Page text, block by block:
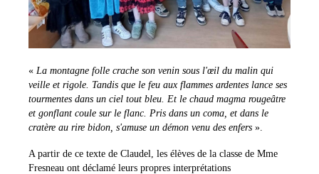
« La montagne folle crache son venin sous l'œil du malin qui
veille et rigole. Tandis que le feu aux flammes ardentes lance ses
tourmentes dans un ciel tout bleu. Et le chaud magma rougeâtre
et gonflant coule sur le flanc. Pris dans un coma, et dans le
cratère au rire bidon, s'amuse un démon venu des enfers ».
A partir de ce texte de Claudel, les élèves de la classe de Mme
Fresneau ont déclamé leurs propres interprétations